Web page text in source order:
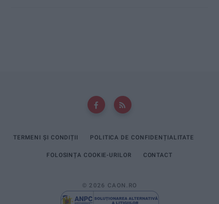
TERMENI ȘI CONDIȚII POLITICA DE CONFIDENȚIALITATE
FOLOSINȚA COOKIE-URILOR CONTACT
© 2026 CAON.RO